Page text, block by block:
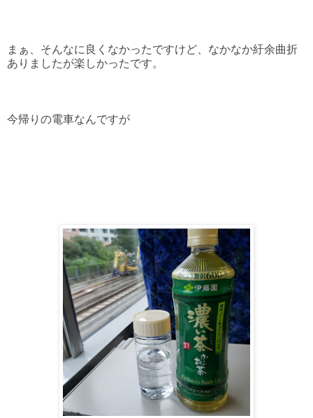
まぁ、そんなに良くなかったですけど、なかなか紆余曲折
ありましたが楽しかったです。
今帰りの電車なんですが